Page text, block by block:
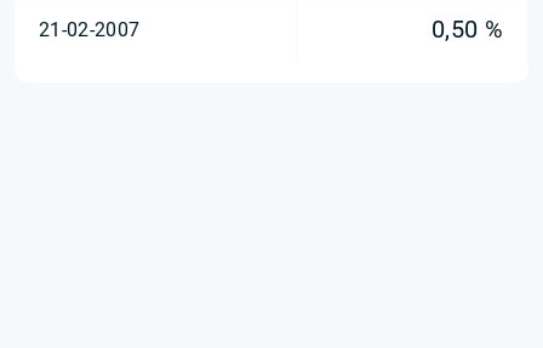
21-02-2007 0,50 %